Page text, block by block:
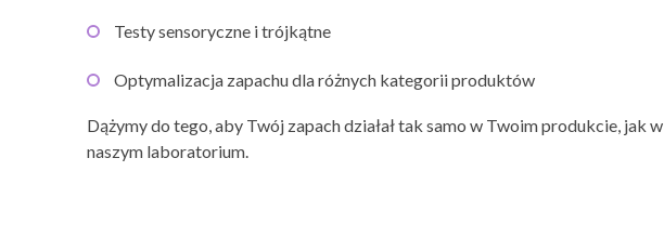
Testy sensoryczne i trójkątne
Optymalizacja zapachu dla różnych kategorii produktów
Dążymy do tego, aby Twój zapach działał tak samo w Twoim produkcie, jak w
naszym laboratorium.